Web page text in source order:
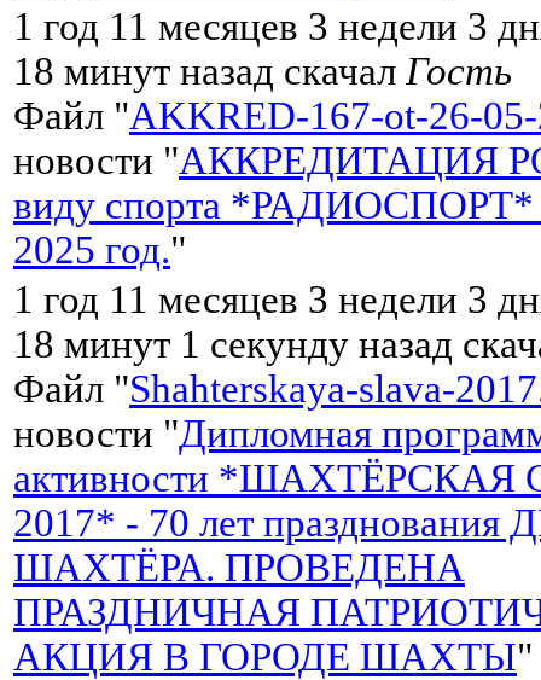
1 год 11 месяцев 3 недели 3
18 минут назад скачал Гость
Файл "AKKRED-167-ot-26-
новости "АККРЕДИТАЦИЯ
виду спорта
2025 год."
1 год 11 месяцев 3 недели 3
18 минут 1 секунду назад
Файл "Shahterskaya-slava-
новости "Дипломная
активности *ШАХТЁРСКАЯ
2017* - 70 лет празднования
ШАХТЁРА. ПРОВЕДЕНА
ПРАЗДНИЧНАЯ
АКЦИЯ В ГОРОДЕ ШАХТЫ"